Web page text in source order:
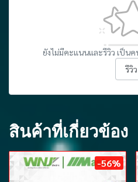
ยังไม่มีคะแนนและรีวิว เป็น
รีวิว
สินค้าที่เกี่ยวข้อง
-56%